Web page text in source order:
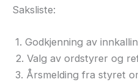
Saksliste:
1. Godkjenning av
2. Valg av ordstyrer og
3. Årsmelding fra styret